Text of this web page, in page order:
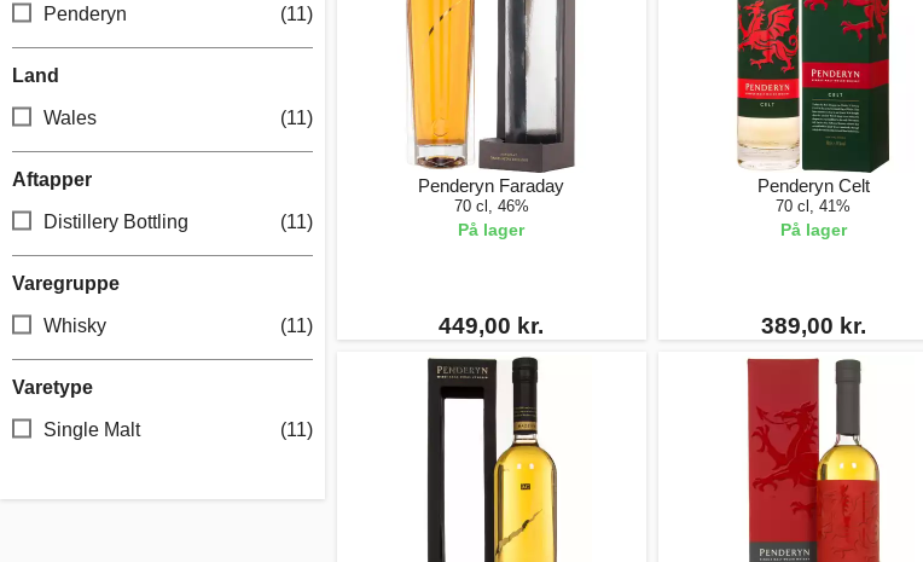
Penderyn (11)
Land
Wales (11)
Aftapper
Distillery Bottling (11)
Varegruppe
Whisky (11)
Varetype
Single Malt (11)
Penderyn Faraday
70 cl, 46%
På lager
449,00 kr.
Penderyn Celt
70 cl, 41%
På lager
389,00 kr.